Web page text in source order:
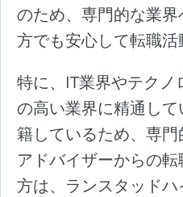
のため、専門的な業
方でも安心して転職活
特に、IT業界やテク
の高い業界に精通し
籍しているため、専
アドバイザーからの
方は、ランスタッド